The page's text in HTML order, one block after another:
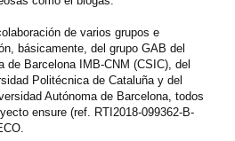
de varios grupos e
básicamente, del grupo GAB del
de Barcelona IMB-CNM (CSIC), del
Politécnica de Cataluña y del
Autónoma de Barcelona, ​​todos
ensure (ref. RTI2018-099362-B-